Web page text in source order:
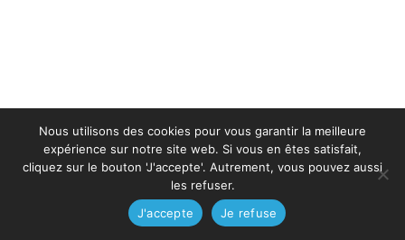
Nous utilisons des cookies pour vous garantir la meilleure
expérience sur notre site web. Si vous en êtes satisfait,
cliquez sur le bouton 'J'accepte'. Autrement, vous pouvez aussi
les refuser.
J'accepte
Je refuse